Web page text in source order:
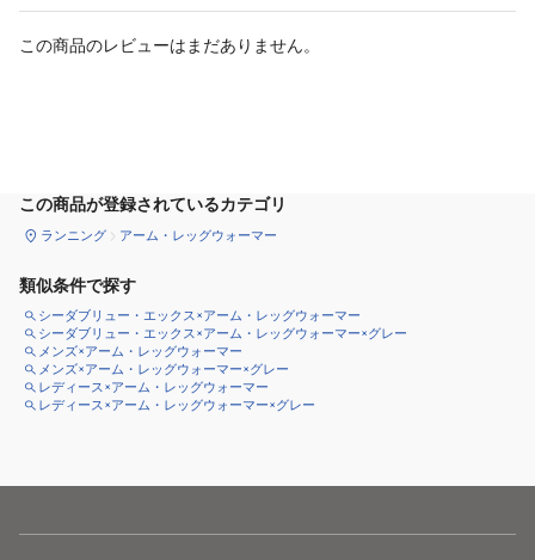
この商品のレビューはまだありません。
この商品が登録されているカテゴリ
ランニング アーム・レッグウォーマー
類似条件で探す
シーダブリュー・エックス×アーム・レッグウォーマー
シーダブリュー・エックス×アーム・レッグウォーマー×グレー
メンズ×アーム・レッグウォーマー
メンズ×アーム・レッグウォーマー×グレー
レディース×アーム・レッグウォーマー
レディース×アーム・レッグウォーマー×グレー